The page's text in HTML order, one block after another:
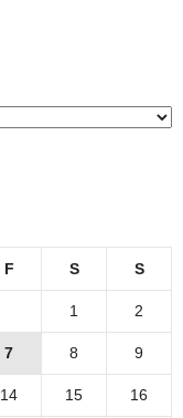
F S S
1 2
7 8 9
14 15 16